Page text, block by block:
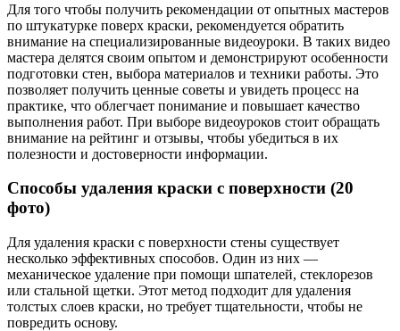
Для того чтобы получить рекомендации от опытных мастеров
по штукатурке поверх краски, рекомендуется обратить
внимание на специализированные видеоуроки. В таких видео
мастера делятся своим опытом и демонстрируют особенности
подготовки стен, выбора материалов и техники работы. Это
позволяет получить ценные советы и увидеть процесс на
практике, что облегчает понимание и повышает качество
выполнения работ. При выборе видеоуроков стоит обращать
внимание на рейтинг и отзывы, чтобы убедиться в их
полезности и достоверности информации.
Способы удаления краски с поверхности (20
фото)
Для удаления краски с поверхности стены существует
несколько эффективных способов. Один из них —
механическое удаление при помощи шпателей, стеклорезов
или стальной щетки. Этот метод подходит для удаления
толстых слоев краски, но требует тщательности, чтобы не
повредить основу.